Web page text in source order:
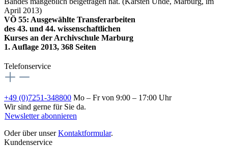
April 2013)
VÖ 55: Ausgewählte Transferarbeiten
des 43. und 44. wissenschaftlichen
Kurses an der Archivschule Marburg
1. Auflage 2013, 368 Seiten
Telefonservice
+49 (0)7251-348800 Mo – Fr von 9:00 – 17:00 Uhr
Wir sind gerne für Sie da.
Newsletter abonnieren
Oder über unserKontaktformular.
Kundenservice